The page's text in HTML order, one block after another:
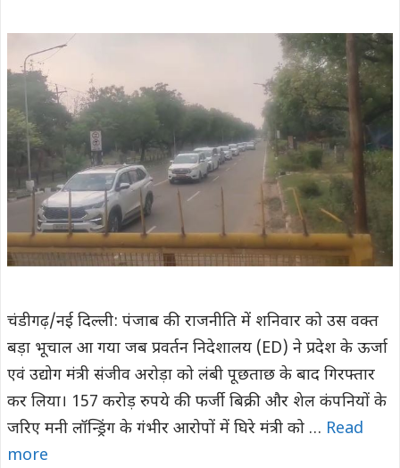
चंडीगढ़/नई दिल्ली: पंजाब की राजनीति में शनिवार को उस वक्त
बड़ा भूचाल आ गया जब प्रवर्तन निदेशालय (ED) ने प्रदेश के ऊर्जा
एवं उद्योग मंत्री संजीव अरोड़ा को लंबी पूछताछ के बाद गिरफ्तार
कर लिया। 157 करोड़ रुपये की फर्जी बिक्री और शेल कंपनियों के
जरिए मनी लॉन्ड्रिंग के गंभीर आरोपों में घिरे मंत्री को … Read
more